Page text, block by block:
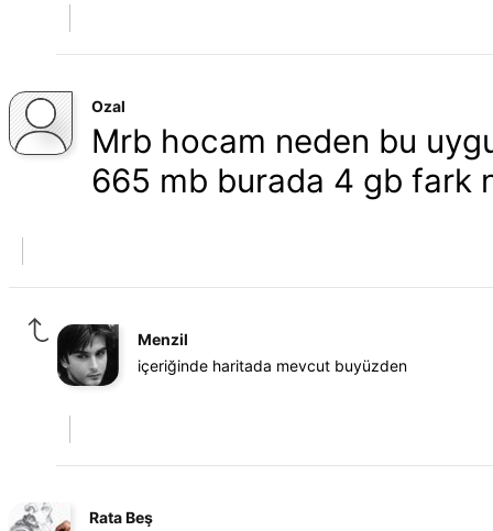
Ozal
Mrb hocam neden bu
665 mb burada 4 gb fark
Menzil
içeriğinde haritada mevcut buyüzden
Rata Beş